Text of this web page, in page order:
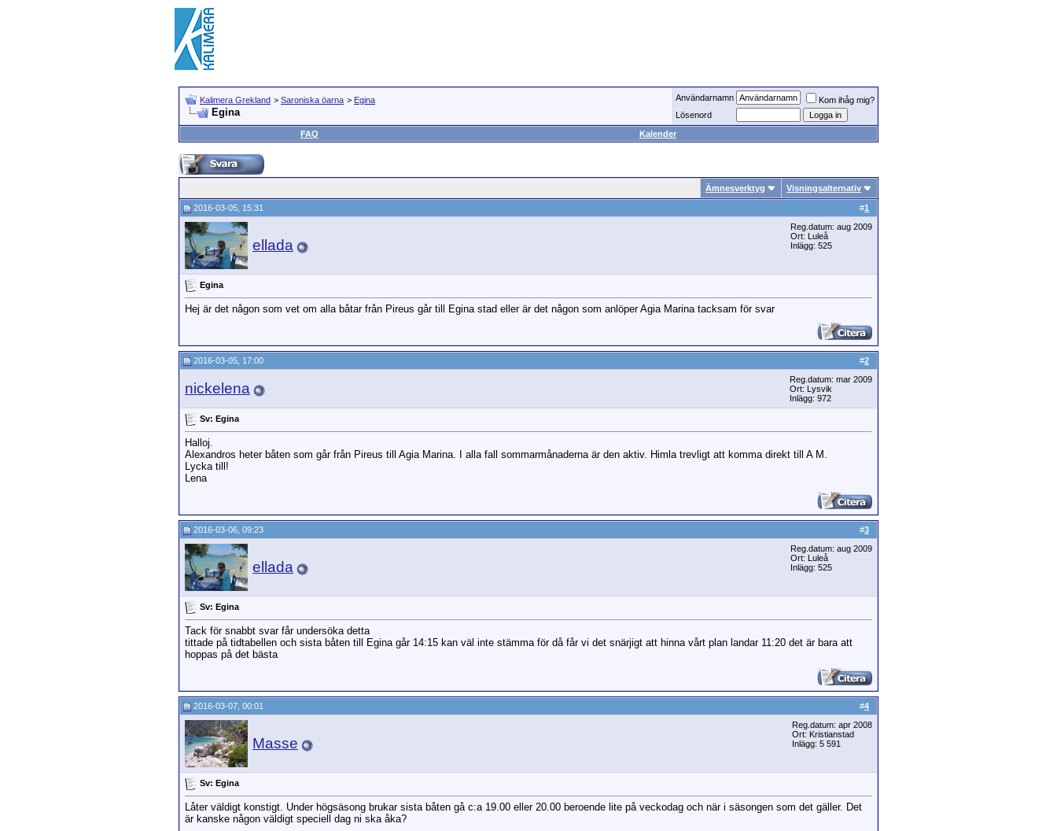
Kalimera Grekland > Saroniska öarna > Egina
Egina
Användarnamn
Kom ihåg mig?
Lösenord
FAQ
Kalender
Ämnesverktyg Visningsalternativ
#1
2016-03-05, 15:31
ellada
Reg.datum: aug 2009
Ort: Luleå
Inlägg: 525
Egina
Hej är det någon som vet om alla båtar från Pireus går till Egina stad eller är det någon som anlöper Agia Marina tacksam för svar
#2
2016-03-05, 17:00
nickelena
Reg.datum: mar 2009
Ort: Lysvik
Inlägg: 972
Sv: Egina
Halloj.
Alexandros heter båten som går från Pireus till Agia Marina. I alla fall sommarmånaderna är den aktiv. Himla trevligt att komma direkt till A M.
Lycka till!
Lena
#3
2016-03-06, 09:23
ellada
Reg.datum: aug 2009
Ort: Luleå
Inlägg: 525
Sv: Egina
Tack för snabbt svar får undersöka detta
tittade på tidtabellen och sista båten till Egina går 14:15 kan väl inte stämma för då får vi det snärjigt att hinna vårt plan landar 11:20 det är bara att
hoppas på det bästa
#4
2016-03-07, 00:01
Masse
Reg.datum: apr 2008
Ort: Kristianstad
Inlägg: 5 591
Sv: Egina
Låter väldigt konstigt. Under högsäsong brukar sista båten gå c:a 19.00 eller 20.00 beroende lite på veckodag och när i säsongen som det gäller. Det
är kanske någon väldigt speciell dag ni ska åka?